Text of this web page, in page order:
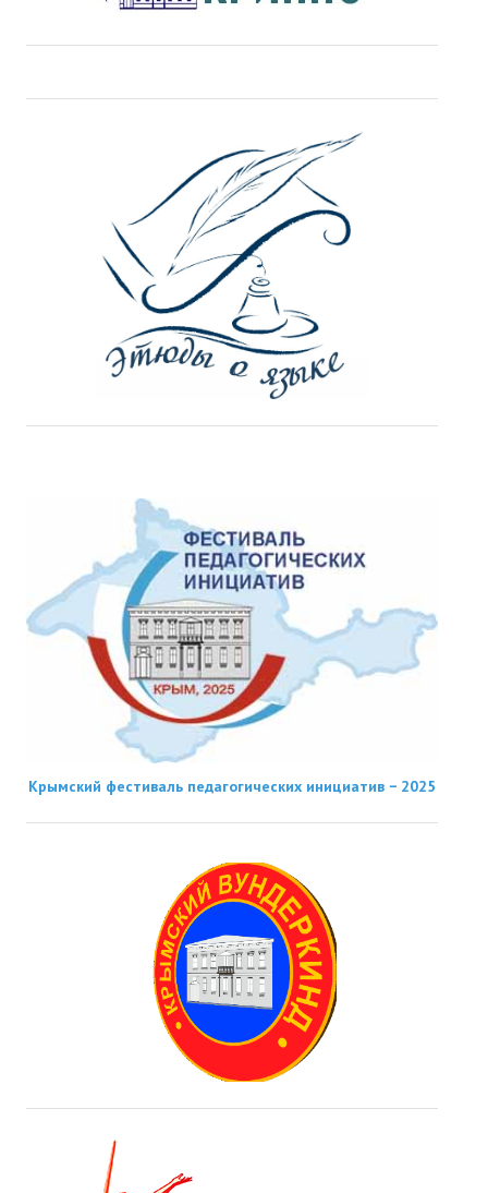
Крымский фестиваль педагогических инициатив − 2025